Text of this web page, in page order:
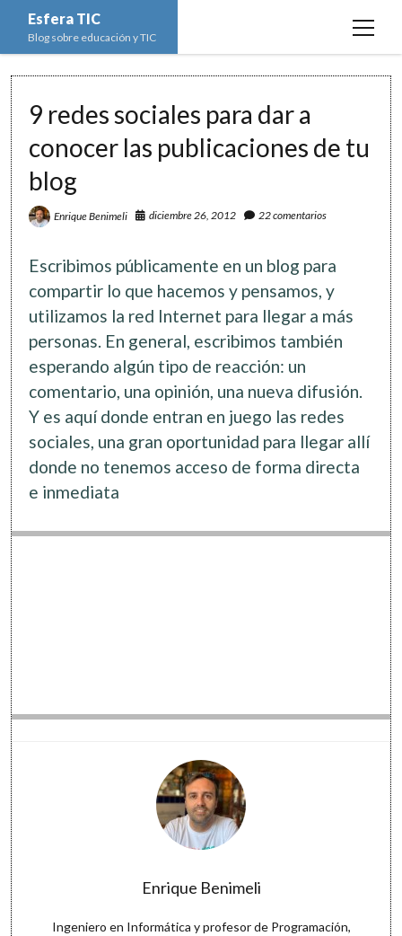
Esfera TIC
Blog sobre educación y TIC
open
Educación y TIC open
Actualidad
Escuela de padres
Espacios
Innovación
Lectura
Asignaturas open
Ciencias Naturales
Ed. Plástica y Visual
Historia del Arte
Lengua
Música
Informática
Imagen digital
menu
Bases de datos
Hoja de cálculo
Programación
Redes de ordenadores
Redes sociales
Sistemas Operativos
Software
Matemáticas open
Geometría
twitterfacebookinstagram
youtube
9 redes sociales para dar a
conocer las publicaciones de tu
blog
Enrique Benimeli diciembre 26, 2012 22 comentarios
Escribimos públicamente en un blog para
compartir lo que hacemos y pensamos, y
utilizamos la red Internet para llegar a más
personas. En general, escribimos también
esperando algún tipo de reacción: un
comentario, una opinión, una nueva difusión.
Y es aquí donde entran en juego las redes
sociales, una gran oportunidad para llegar allí
donde no tenemos acceso de forma directa
e inmediata
Enrique Benimeli
Ingeniero en Informática y profesor de Programación,